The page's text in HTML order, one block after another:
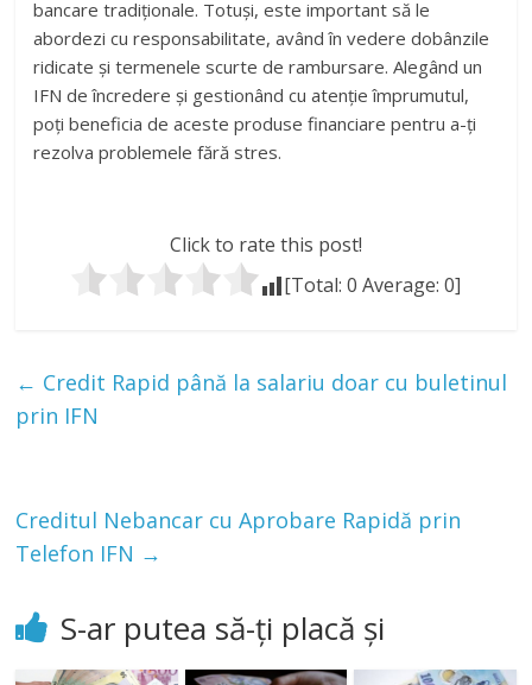
bancare tradiționale. Totuși, este important să le
abordezi cu responsabilitate, având în vedere dobânzile
ridicate și termenele scurte de rambursare. Alegând un
IFN de încredere și gestionând cu atenție împrumutul,
poți beneficia de aceste produse financiare pentru a-ți
rezolva problemele fără stres.
Click to rate this post!
[Total:0 Average:0]
← Credit Rapid până la salariu doar cu buletinul
prin IFN
Creditul Nebancar cu Aprobare Rapidă prin
Telefon IFN →
S-ar putea să-ți placă și